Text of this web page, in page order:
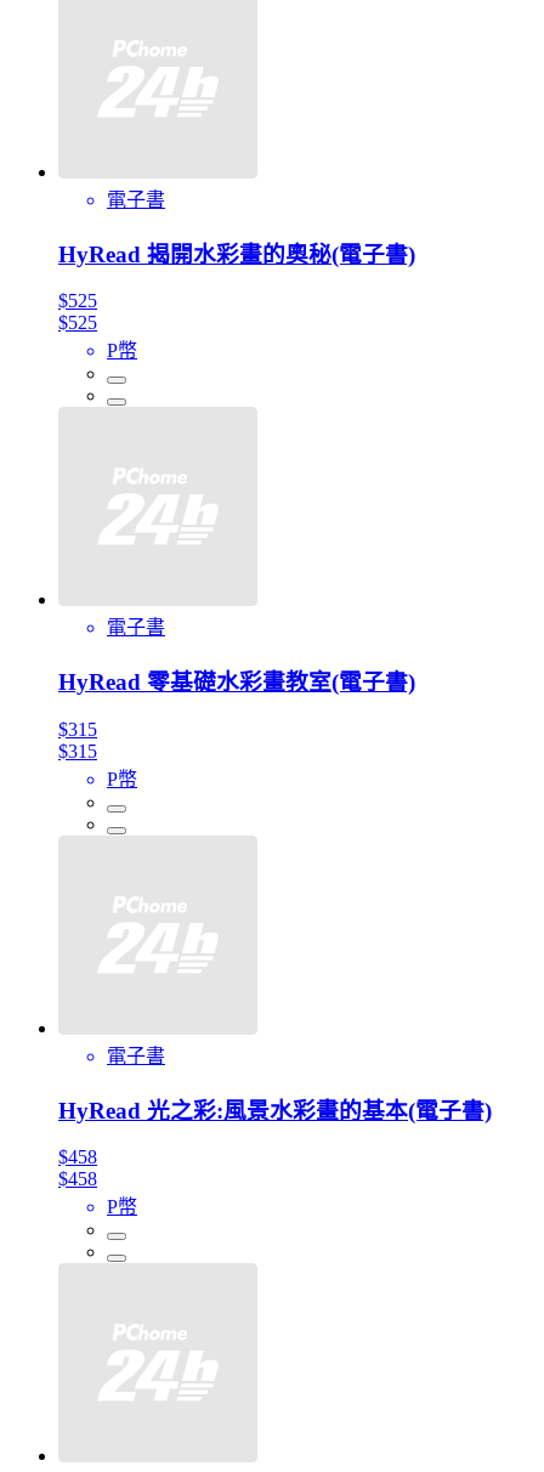
電子書
HyRead 揭開水彩畫的奧秘(電子書)
$525
$525
P幣
電子書
HyRead 零基礎水彩畫教室(電子書)
$315
$315
P幣
電子書
HyRead 光之彩:風景水彩畫的基本(電子書)
$458
$458
P幣